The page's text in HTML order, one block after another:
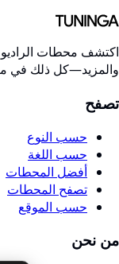
اكتشف محطات الراديو
والمزيد—كل ذلك في
تصفح
حسب النوع
حسب اللغة
أفضل المحطات
تصفح المحطات
حسب الموقع
من نحن